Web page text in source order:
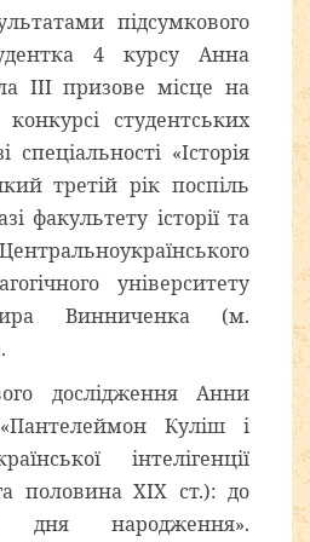
підсумкового
4 курсу Анна
ІІІ призове місце на
конкурсі студентських
спеціальності «Історія
третій рік поспіль
факультету історії та
університету
Винниченка (м.
дослідження Анни
Куліш і
інтелігенції
половина ХІХ ст.): до
дня народження».